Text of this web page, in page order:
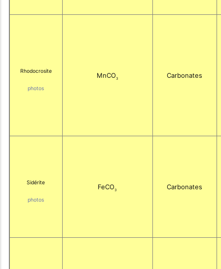
Rhodocrosite
photos
MnCO3 Carbonates
Sidérite
photos
FeCO3 Carbonates